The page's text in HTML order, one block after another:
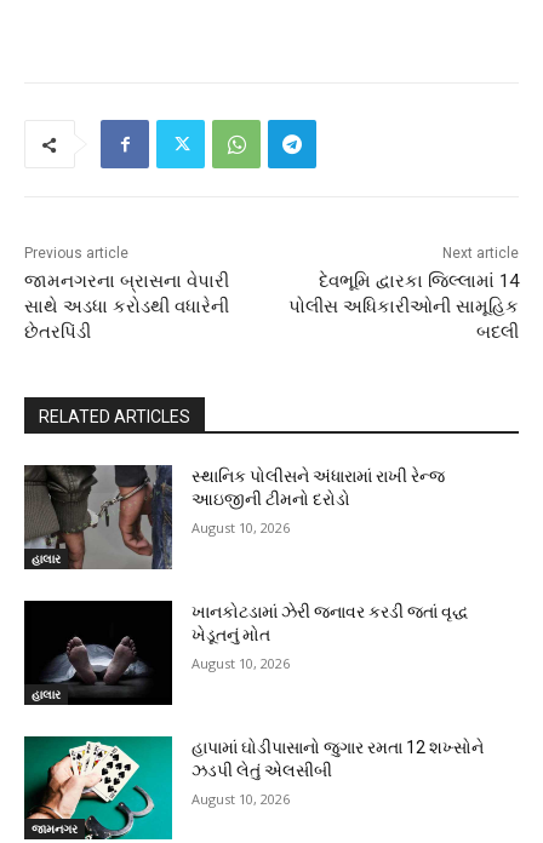
Previous article
જામનગરના બ્રાસના વેપારી
સાથે અડધા કરોડથી વધારેની
છેતરપિંડી
Next article
દેવભૂમિ દ્વારકા જિલ્લામાં 14
પોલીસ અધિકારીઓની સામૂહિક
બદલી
RELATED ARTICLES
હાલાર
સ્થાનિક પોલીસને અંધારામાં રાખી રેન્જ
આઇજીની ટીમનો દરોડો
August 10, 2026
હાલાર
ખાનકોટડામાં ઝેરી જનાવર કરડી જતાં વૃદ્ધ
ખેડૂતનું મોત
August 10, 2026
જામનગર
હાપામાં ઘોડીપાસાનો જુગાર રમતા 12 શખ્સોને
ઝડપી લેતું એલસીબી
August 10, 2026